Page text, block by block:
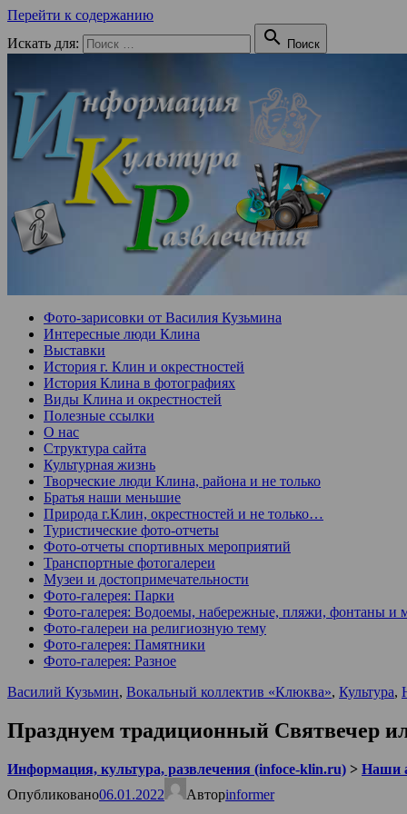
Перейти к содержанию
Искать для:
 Поиск
Фото-зарисовки от Василия Кузьмина
Интересные люди Клина
Выставки
История г. Клин и окрестностей
История Клина в фотографиях
Виды Клина и окрестностей
Полезные ссылки
О нас
Структура сайта
Культурная жизнь
Творческие люди Клина, района и не только
Братья наши меньшие
Природа г.Клин, окрестностей и не только…
Туристические фото-отчеты
Фото-отчеты спортивных мероприятий
Транспортные фотогалереи
Музеи и достопримечательности
Фото-галерея: Парки
Фото-галерея: Водоемы, набережные, пляжи, фонтаны и
Фото-галереи на религиозную тему
Фото-галерея: Памятники
Фото-галерея: Разное
Василий Кузьмин, Вокальный коллектив «Клюква», Культура,
Празднуем традиционный Святвечер
Информация, культура, развлечения (infoce-klin.ru) > Наши
Опубликовано06.01.2022 Авторinformer